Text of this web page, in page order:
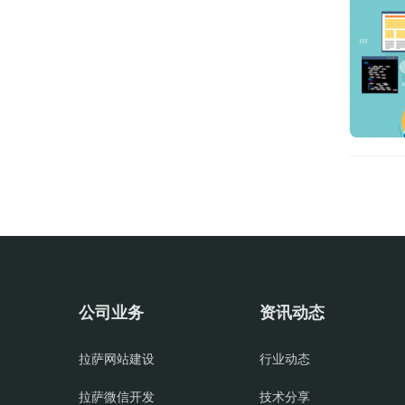
公司业务
拉萨网站建设
拉萨微信开发
资讯动态
行业动态
技术分享